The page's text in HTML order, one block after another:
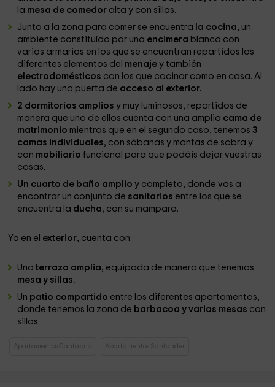
la mesa de comedor alta y con sillas.
Junto a la zona para comer se encuentra la cocina, un
ambiente constituído por una encimera blanca con
varios armarios en los que se encuentran repartidos los
diferentes elementos del menajey también
electrodomésticos con los que cocinar como en casa. Al
lado hay una puerta de acceso al exterior.
2 dormitorios amplios y muy luminosos, repartidos de
manera que uno de ellos cuenta con una amplia cama de
matrimonio mientras que en el segundo caso, tenemos3
camas individuales, con sábanas y mantas de sobra y
con mobiliariofuncional para que podáis dejar vuestras
cosas.
Un cuarto de baño amplio y completo, donde vas a
encontrar un conjunto de sanitarios entre los que se
encuentra la ducha, con su mampara.
Ya en el exterior, cuenta con:
Una terraza amplia, equipada de manera que tenemos
mesa y sillas.
Un patio compartido entre los diferentes apartamentos,
donde tenemos la zona de barbacoa y varias mesas con
sillas.
Apartamentos Cantabria Apartamentos Santander